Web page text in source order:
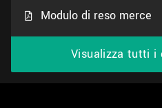
Modulo di reso merce
Visualizza tutti i